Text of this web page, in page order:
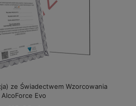
ze Świadectwem Wzorcowania
AlcoForce Evo